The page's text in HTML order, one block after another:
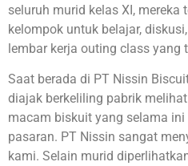
seluruh murid kelas XI, mereka
kelompok untuk belajar,
lembar kerja outing class yang
Saat berada di PT Nissin
diajak berkeliling pabrik
macam biskuit yang selama
pasaran. PT Nissin sangat
kami. Selain murid